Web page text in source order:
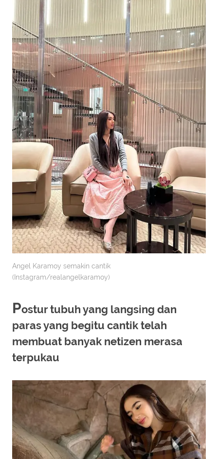
Angel Karamoy semakin cantik
(Instagram/realangelkaramoy)
Postur tubuh yang langsing dan
paras yang begitu cantik telah
membuat banyak netizen merasa
terpukau